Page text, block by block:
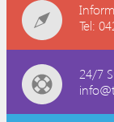
Tel:
24/7